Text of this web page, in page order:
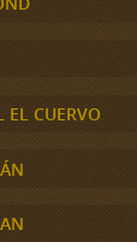
EL CUERVO